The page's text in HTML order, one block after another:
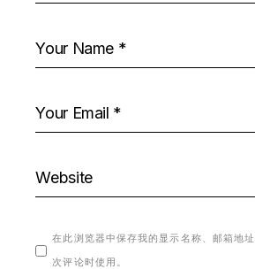
在此浏览器中保存我的显示名称、邮箱地
次评论时使用。